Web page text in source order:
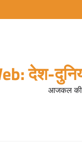
देश-
आजकल की